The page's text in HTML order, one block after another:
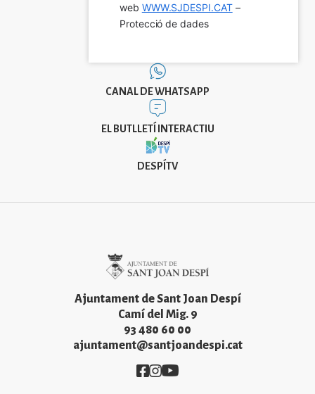
web WWW.SJDESPI.CAT –
Protecció de dades
CANAL DE WHATSAPP
EL BUTLLETÍ INTERACTIU
DESPÍTV
Ajuntament de Sant Joan Despí
Camí del Mig. 9
93 480 60 00
ajuntament@santjoandespi.cat
Imatge
Imatge
Imatge